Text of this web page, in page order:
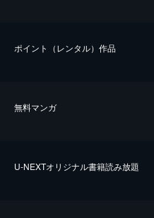
ポイント（レンタル）作品
無料マンガ
U-NEXTオリジナル書籍読み放題